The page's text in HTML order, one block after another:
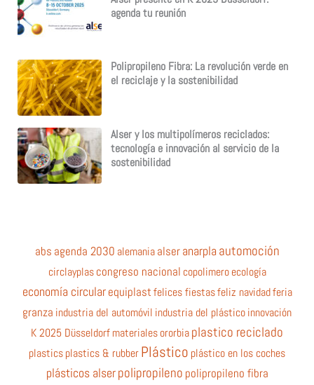
agenda tu reunión
Polipropileno Fibra: La revolución verde en
el reciclaje y la sostenibilidad
Alser y los multipolímeros reciclados:
tecnología e innovación al servicio de la
sostenibilidad
abs agenda 2030 alemania alser anarpla automoción
circlayplas congreso nacional copolimero ecología
economía circular equiplastfelices fiestasfeliz navidadferia
granza industria del automóvil industria del plásticoinnovación
K 2025 Düsseldorfmaterialesororbiaplastico reciclado
plasticsplastics & rubberPlástico plástico en los coches
plásticos alser polipropileno polipropileno fibra